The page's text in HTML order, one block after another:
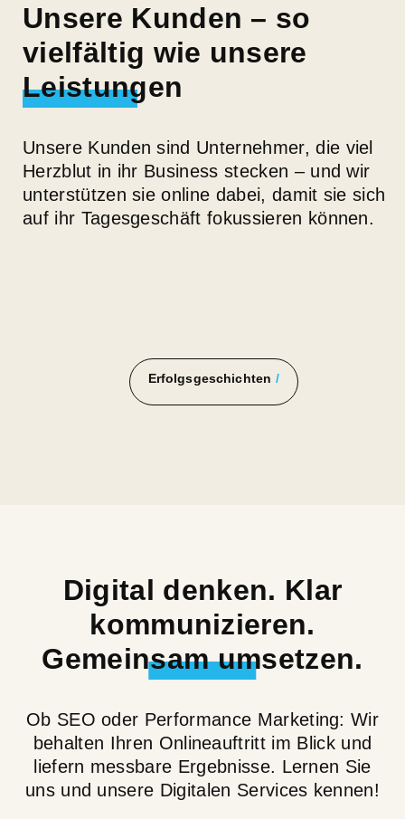
Unsere Kunden – so
vielfältig wie unsere
Leistungen
Unsere Kunden sind Unternehmer, die viel
Herzblut in ihr Business stecken – und wir
unterstützen sie online dabei, damit sie sich
auf ihr Tagesgeschäft fokussieren können.
Erfolgsgeschichten
Digital denken. Klar
kommunizieren.
Gemeinsam umsetzen.
Ob SEO oder Performance Marketing: Wir
behalten Ihren Onlineauftritt im Blick und
liefern messbare Ergebnisse. Lernen Sie
uns und unsere Digitalen Services kennen!